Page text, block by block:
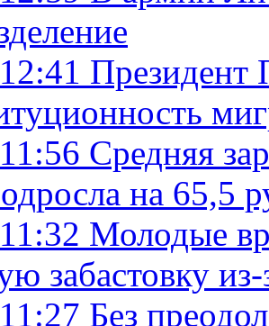
Президент
Средняя
на 65,5
Молодые
забастовку
Без